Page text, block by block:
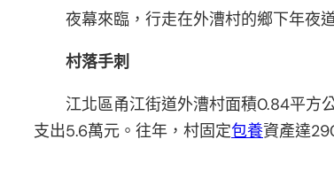
夜幕來臨，行走在外漕村的鄉下年夜
村落手刺
江北區甬江街道外漕村面積0.84平方
支出5.6萬元。往年，村固定包養資產達